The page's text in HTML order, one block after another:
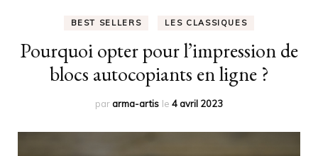
BEST SELLERS LES CLASSIQUES
Pourquoi opter pour l’impression de
blocs autocopiants en ligne ?
pararma-artis le 4 avril 2023